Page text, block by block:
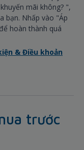
mãi không? ",
bạn. Nhấp vào "Áp
hoàn thành quá
& Điều khoản
trước